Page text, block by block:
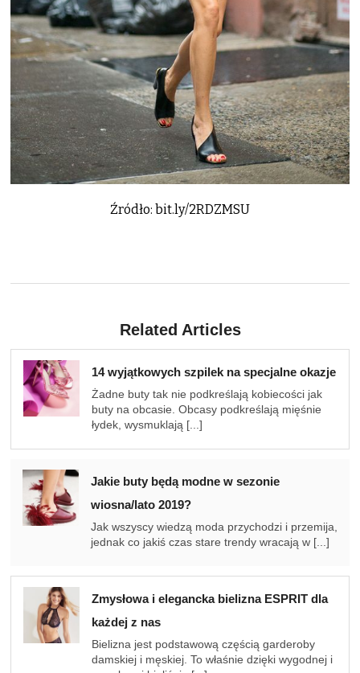
Źródło: bit.ly/2RDZMSU
Related Articles
14 wyjątkowych szpilek na specjalne okazje
Żadne buty tak nie podkreślają kobiecości jak
buty na obcasie. Obcasy podkreślają mięśnie
łydek, wysmuklają [...]
Jakie buty będą modne w sezonie
wiosna/lato 2019?
Jak wszyscy wiedzą moda przychodzi i przemija,
jednak co jakiś czas stare trendy wracają w [...]
Zmysłowa i elegancka bielizna ESPRIT dla
każdej z nas
Bielizna jest podstawową częścią garderoby
damskiej i męskiej. To właśnie dzięki wygodnej i